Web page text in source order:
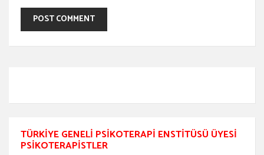
TÜRKIYE GENELI PSIKOTERAPI ENSTITÜSÜ ÜYESI
PSIKOTERAPISTLER